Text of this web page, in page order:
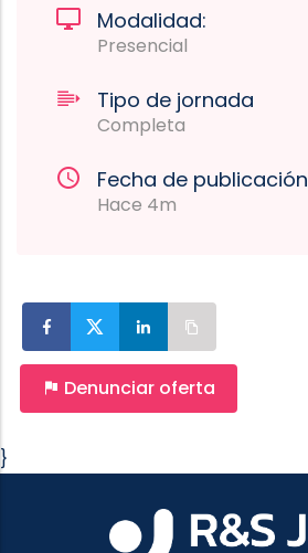
Modalidad:
Presencial
Tipo de jornada
Completa
Fecha de publicación
Hace 4m
Denunciar oferta
}